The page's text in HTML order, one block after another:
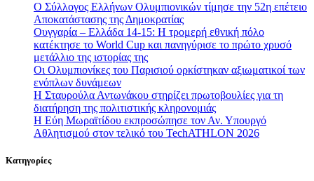
Ο Σύλλογος Ελλήνων Ολυμπιονικών τίμησε την 52η επέτειο
Αποκατάστασης της Δημοκρατίας
Ουγγαρία – Ελλάδα 14-15: Η τρομερή εθνική πόλο
κατέκτησε το World Cup και πανηγύρισε το πρώτο χρυσό
μετάλλιο της ιστορίας της
Οι Ολυμπιονίκες του Παρισιού ορκίστηκαν αξιωματικοί των
ενόπλων δυνάμεων
Η Σταυρούλα Αντωνάκου στηρίζει πρωτοβουλίες για τη
διατήρηση της πολιτιστικής κληρονομιάς
Η Εύη Μωραϊτίδου εκπροσώπησε τον Αν. Υπουργό
Αθλητισμού στον τελικό του TechATHLON 2026
Κατηγορίες